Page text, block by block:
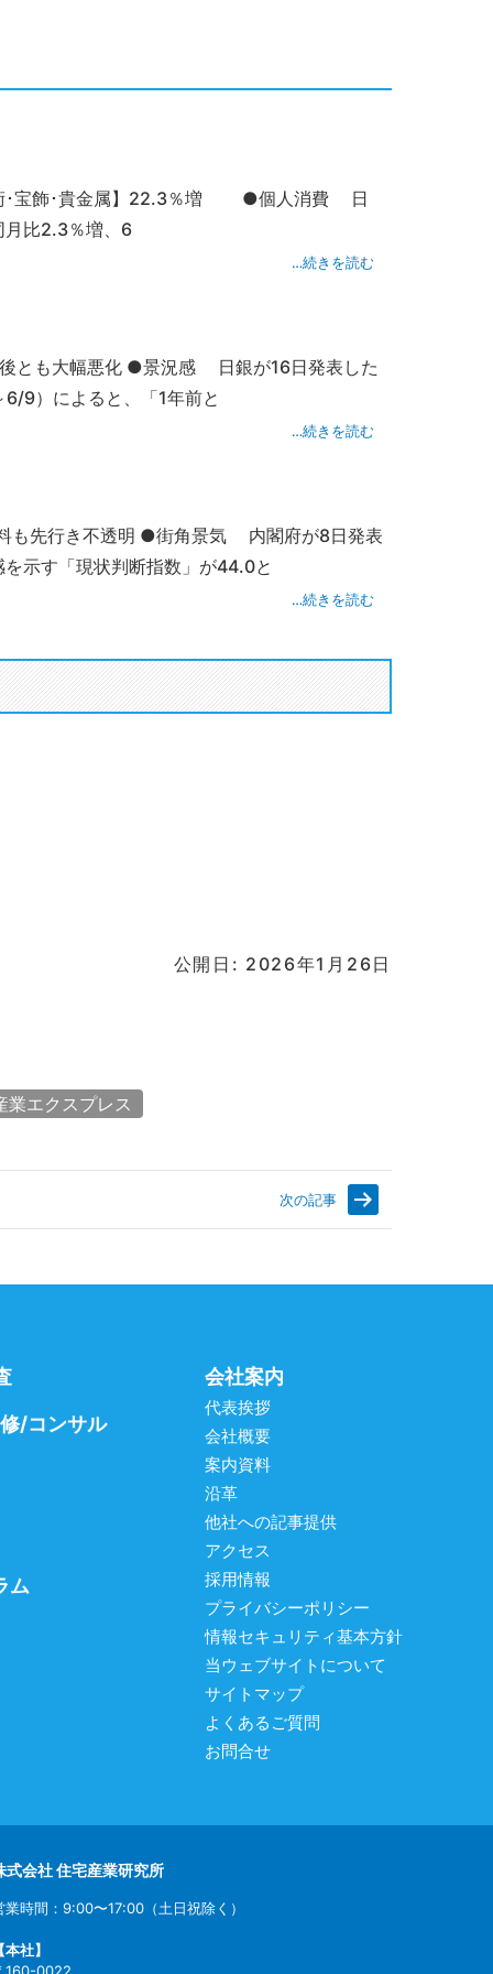
術･宝飾･貴金属】22.3％増 ●個人消費 日
月比2.3％増、6
…続きを読む
後とも大幅悪化 ●景況感 日銀が16日発表した
9）によると、「1年前と
…続きを読む
も先行き不透明 ●街角景気 内閣府が8日発表
示す「現状判断指数」が44.0と
…続きを読む
公開日: 2026年1月26日
業エクスプレス
次の記事
/コンサル
ム
会社案内
代表挨拶
会社概要
案内資料
沿革
他社への記事提供
アクセス
採用情報
プライバシーポリシー
情報セキュリティ基本方針
当ウェブサイトについて
サイトマップ
よくあるご質問
お問合せ
式会社 住宅産業研究所
業時間：9:00〜17:00（土日祝除く）
本社】